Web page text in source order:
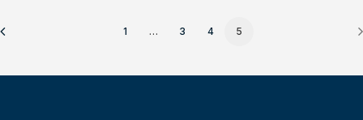
1 … 3 4 5